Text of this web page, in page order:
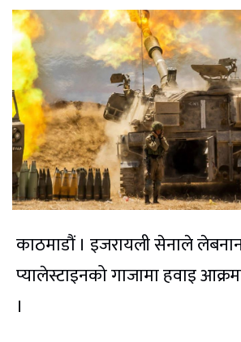
काठमाडौं । इजरायली सेनाले
प्यालेस्टाइनको गाजामा हवाइ
।